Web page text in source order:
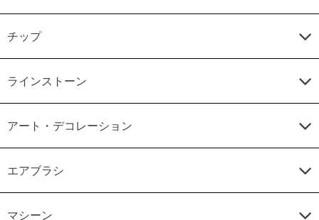
チップ
ラインストーン
アート・デコレーション
エアブラシ
マシーン